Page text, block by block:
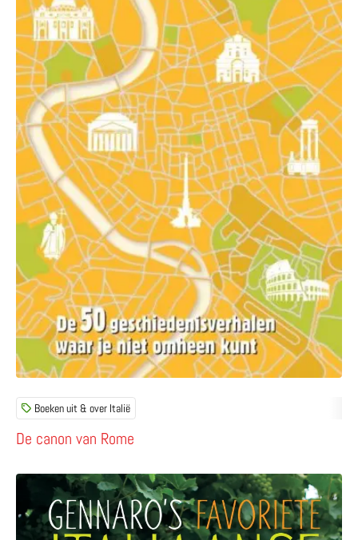
De canon van Rome
Boeken uit & over Italië
Lees meer over Gennaro’s favoriete Italiaanse